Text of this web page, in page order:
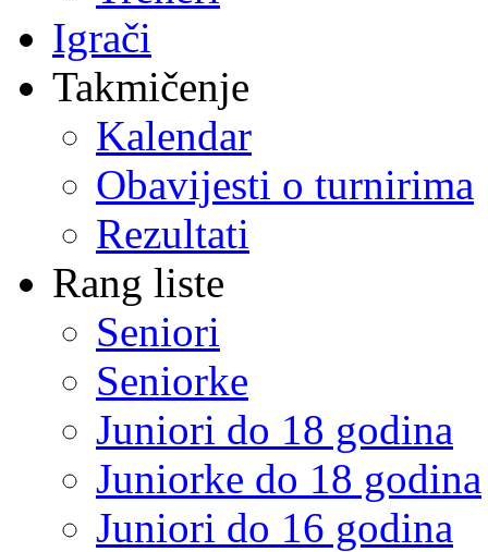
Igrači
Takmičenje
Kalendar
Obavijesti o turnirima
Rezultati
Rang liste
Seniori
Seniorke
Juniori do 18 godina
Juniorke do 18 godina
Juniori do 16 godina